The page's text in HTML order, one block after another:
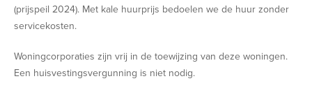
(prijspeil 2024). Met kale huurprijs bedoelen we de huur zonder
servicekosten.
Woningcorporaties zijn vrij in de toewijzing van deze woningen.
Een huisvestingsvergunning is niet nodig.